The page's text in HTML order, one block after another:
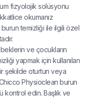
fizyolojik solüsyonu
okumanız
temizliği ile ilgili özel
ve çocukların
yapmak için kullanılan
şekilde oturtun veya
Physioclean burun
kontrol edin. Başlık ve